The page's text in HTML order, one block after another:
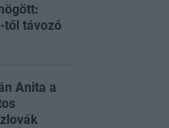
től távozó
Anita a